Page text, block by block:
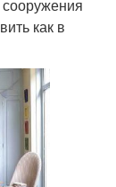
как в